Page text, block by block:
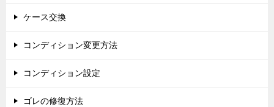
ケース交換
コンディション変更方法
コンディション設定
ゴレの修復方法